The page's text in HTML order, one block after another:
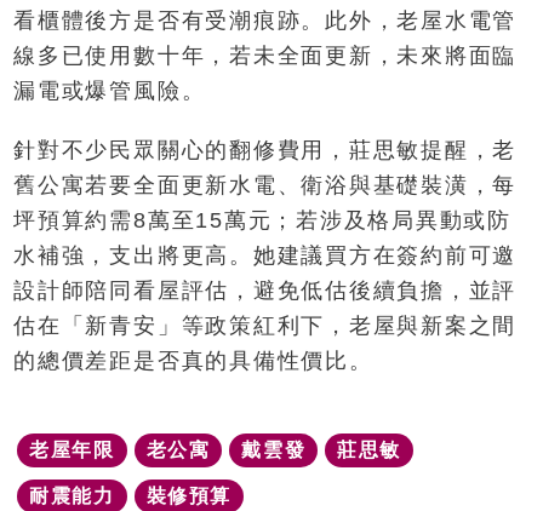
看櫃體後方是否有受潮痕跡。此外，老屋水電管
線多已使用數十年，若未全面更新，未來將面臨
漏電或爆管風險。
針對不少民眾關心的翻修費用，莊思敏提醒，老
舊公寓若要全面更新水電、衛浴與基礎裝潢，每
坪預算約需8萬至15萬元；若涉及格局異動或防
水補強，支出將更高。她建議買方在簽約前可邀
設計師陪同看屋評估，避免低估後續負擔，並評
估在「新青安」等政策紅利下，老屋與新案之間
的總價差距是否真的具備性價比。
老屋年限 老公寓 戴雲發 莊思敏
耐震能力 裝修預算